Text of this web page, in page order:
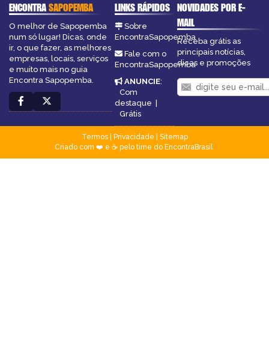
ENCONTRASAPOPEMBA
O melhor de Sapopemba
num só lugar! Dicas, onde
ir, o que fazer, as melhores
empresas, locais, serviços
e muito mais no guia
Encontra Sapopemba.
LINKS RÁPIDOS
Sobre
EncontraSapopemba
Fale com o
EncontraSapopemba
ANUNCIE:
Com
destaque |
Grátis
NOVIDADES POR E-
MAIL
Receba grátis as
principais notícias,
dicas e promoções
Termos| Privacidade
Sitemap
Criado com ❤️ e ☕ pelo time do EncontraBrasil